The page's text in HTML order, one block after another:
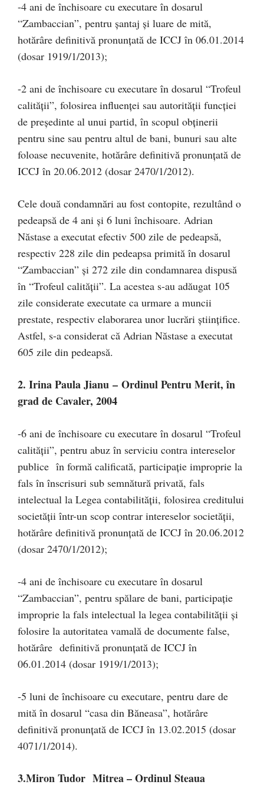
-4 ani de închisoare cu executare în dosarul
“Zambaccian”, pentru şantaj şi luare de mită,
hotărâre definitivă pronunţată de ICCJ în 06.01.2014
(dosar 1919/1/2013);
-2 ani de închisoare cu executare în dosarul “Trofeul
calităţii”, folosirea influenței sau autorității funcției
de președinte al unui partid, în scopul obținerii
pentru sine sau pentru altul de bani, bunuri sau alte
foloase necuvenite, hotărâre definitivă pronunţată de
ICCJ în 20.06.2012 (dosar 2470/1/2012).
Cele două condamnări au fost contopite, rezultând o
pedeapsă de 4 ani şi 6 luni închisoare. Adrian
Năstase a executat efectiv 500 zile de pedeapsă,
respectiv 228 zile din pedeapsa primită în dosarul
“Zambaccian” şi 272 zile din condamnarea dispusă
în “Trofeul calităţii”. La acestea s-au adăugat 105
zile considerate executate ca urmare a muncii
prestate, respectiv elaborarea unor lucrări ştiinţifice.
Astfel, s-a considerat că Adrian Năstase a executat
605 zile din pedeapsă.
2. Irina Paula Jianu – Ordinul Pentru Merit, în
grad de Cavaler, 2004
-6 ani de închisoare cu executare în dosarul “Trofeul
calităţii”, pentru abuz în serviciu contra intereselor
publice în formă calificată, participaţie improprie la
fals în înscrisuri sub semnătură privată, fals
intelectual la Legea contabilităţii, folosirea creditului
societăţii într-un scop contrar intereselor societăţii,
hotărâre definitivă pronunţată de ICCJ în 20.06.2012
(dosar 2470/1/2012);
-4 ani de închisoare cu executare în dosarul
“Zambaccian”, pentru spălare de bani, participaţie
improprie la fals intelectual la legea contabilităţii şi
folosire la autoritatea vamală de documente false,
hotărâre definitivă pronunţată de ICCJ în
06.01.2014 (dosar 1919/1/2013);
-5 luni de închisoare cu executare, pentru dare de
mită în dosarul “casa din Băneasa”, hotărâre
definitivă pronunţată de ICCJ în 13.02.2015 (dosar
4071/1/2014).
3.Miron Tudor Mitrea – Ordinul Steaua